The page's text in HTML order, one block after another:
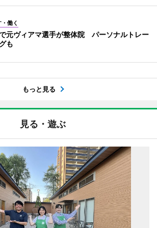
働く
元ヴィアマ選手が整体院 パーソナルトレー
も
もっと見る
見る・遊ぶ